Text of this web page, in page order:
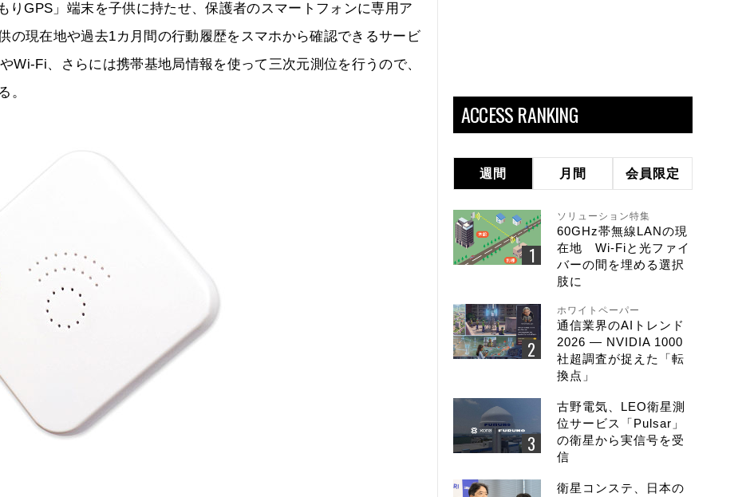
りGPS」端末を子供に持たせ、保護者のスマートフォンに専用ア
の現在地や過去1カ月間の行動履歴をスマホから確認できるサービ
Wi-Fi、さらには携帯基地局情報を使って三次元測位を行うので、
。
ACCESS RANKING
週間 月間 会員限定
ソリューション特集
60GHz帯無線LANの現
在地 Wi-Fiと光ファイ
バーの間を埋める選択
肢に
ホワイトペーパー
通信業界のAIトレンド
2026 ― NVIDIA 1000
社超調査が捉えた「転
換点」
古野電気、LEO衛星測
位サービス「Pulsar」
の衛星から実信号を受
信
衛星コンステ、日本の